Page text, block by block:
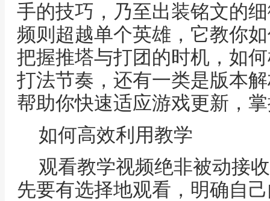
手的技巧，乃至出装铭文的
频则超越单个英雄，它教你
把握推塔与打团的时机，如
打法节奏，还有一类是版本
帮助你快速适应游戏更新，
如何高效利用教学
观看教学视频绝非被动接
先要有选择地观看，明确自